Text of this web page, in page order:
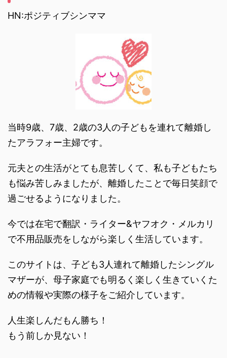
HN:ポジティブシンママ
当時9歳、7歳、2歳の3人の子どもを連れて離婚し
たアラフォー主婦です。
元夫との生活がとても息苦しくて、私も子どもたち
も悩み苦しみましたが、離婚したことで毎日笑顔で
過ごせるようになりました。
今では在宅で翻訳・ライター&ヤフオク・メルカリ
で不用品販売をしながら楽しく生活しています。
このサイトは、子ども3人連れて離婚したシングル
マザーが、母子家庭でも明るく楽しく生きていくた
めの情報や実際の様子をご紹介しています。
人生楽しんだもん勝ち！
もう前しか見ない！